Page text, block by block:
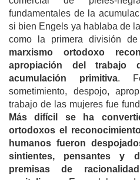
fundamentales de la
si bien Engels ya hablaba de
como la primera división
marxismo ortodoxo
apropiación del
acumulación primitiva.
sometimiento, despojo,
trabajo de las mujeres fue
Más difícil se ha
ortodoxos el
humanos fueron
sintientes, pensantes y
premisas de